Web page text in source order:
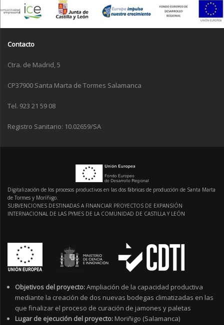
Contacto
Ctra. de Madrid, 5
CP37900 Santa Marta de Tormes Salamanca
Tel. 923 21 59 08
Registro Sanitario: 10.02659/SA
Digitalización de los procesos productivos en las dos fábricas de producción de Santa Marta
de Tormes y Moríñigo.
SUBVENCIONES DESTINADAS A FINANCIAR PROYECTOS DE EXPANSIÓN
INTERNACIONAL DE LAS PYMES DE LA COMUNIDAD DE CASTILLA Y LEÓN
Objetivos del proyecto:Ampliación de la capacidad productiva
mediante la creación de dos nuevas bodegas climatizadas en las
que finalizar el proceso de curación de jamones y paletas
Lugar de ejecución del proyecto: Moriñigo (Salamanca)